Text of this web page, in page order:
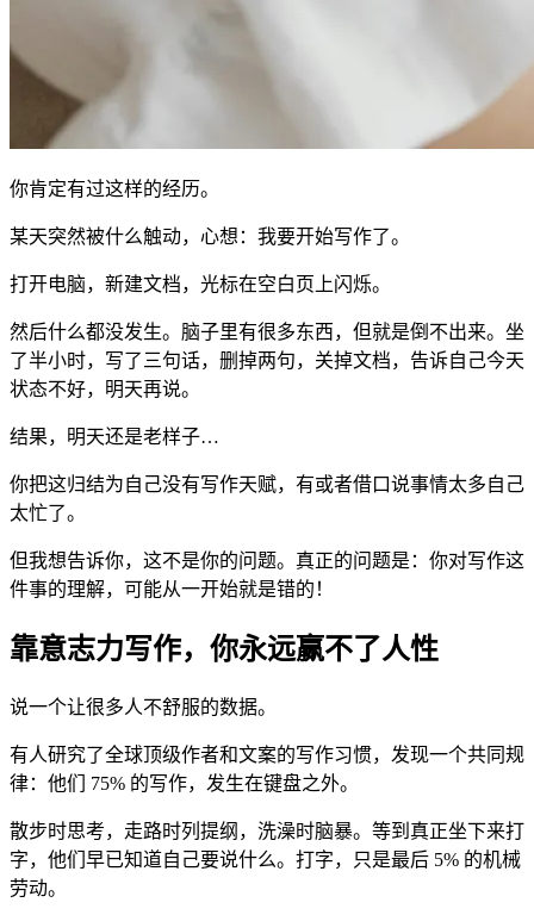
你肯定有过这样的经历。
某天突然被什么触动，心想：我要开始写作了。
打开电脑，新建文档，光标在空白页上闪烁。
然后什么都没发生。脑子里有很多东西，但就是倒不出来。坐
了半小时，写了三句话，删掉两句，关掉文档，告诉自己今天
状态不好，明天再说。
结果，明天还是老样子…
你把这归结为自己没有写作天赋，有或者借口说事情太多自己
太忙了。
但我想告诉你，这不是你的问题。真正的问题是：你对写作这
件事的理解，可能从一开始就是错的！
靠意志力写作，你永远赢不了人性
说一个让很多人不舒服的数据。
有人研究了全球顶级作者和文案的写作习惯，发现一个共同规
律：他们 75% 的写作，发生在键盘之外。
散步时思考，走路时列提纲，洗澡时脑暴。等到真正坐下来打
字，他们早已知道自己要说什么。打字，只是最后 5% 的机械
劳动。